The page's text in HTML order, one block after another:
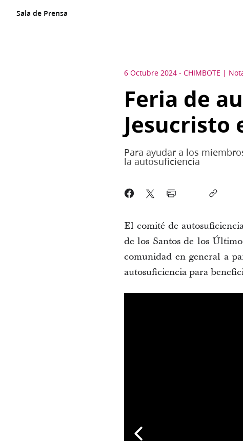
Sala de Prensa
6 Octubre 2024 - CHIMBOTE
Feria de
Jesucristo
Para ayudar a los
la autosuficiencia
El comité de
de los Santos de los
comunidad en general a
autosuficiencia para